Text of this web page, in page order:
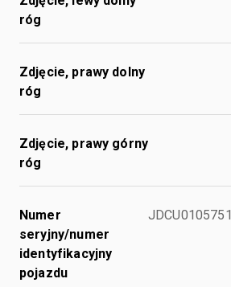
róg
Zdjęcie, prawy dolny
róg
Zdjęcie, prawy górny
róg
Numer
seryjny/numer
identyfikacyjny
pojazdu
JDCU0105751